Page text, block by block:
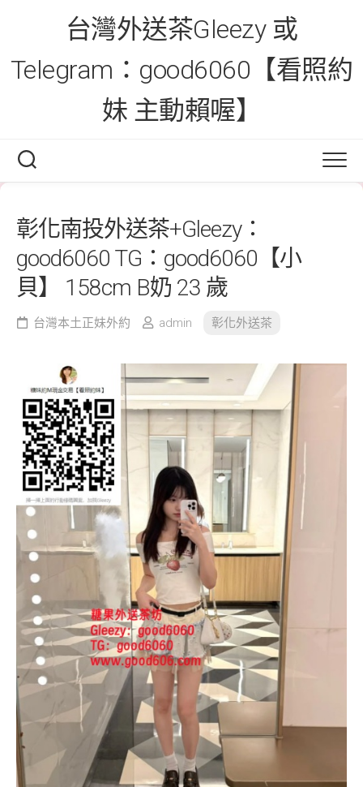
台灣外送茶Gleezy 或
Telegram：good6060【看照約
妹 主動賴喔】
彰化南投外送茶+Gleezy：
good6060 TG：good6060【小
貝】 158cm B奶 23 歲
台灣本土正妹外約 admin 彰化外送茶